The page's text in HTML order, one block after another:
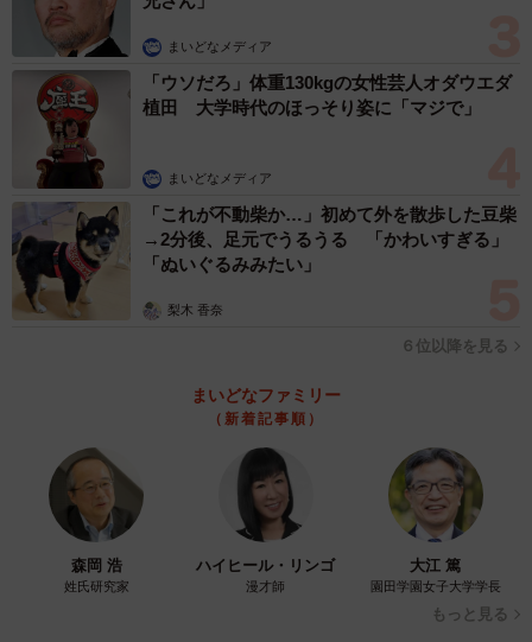
まいどなメディア
「ウソだろ」体重130kgの女性芸人オダウエダ
植田 大学時代のほっそり姿に「マジで」
まいどなメディア
「これが不動柴か…」初めて外を散歩した豆柴
→2分後、足元でうるうる 「かわいすぎる」
「ぬいぐるみみたい」
梨木 香奈
６位以降を見る
まいどなファミリー
（新着記事順）
森岡 浩
姓氏研究家
ハイヒール・リンゴ
漫才師
大江 篤
園田学園女子大学学長
もっと見る